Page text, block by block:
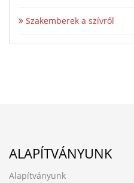
Szakemberek a szívről
ALAPÍTVÁNYUNK
Alapítványunk